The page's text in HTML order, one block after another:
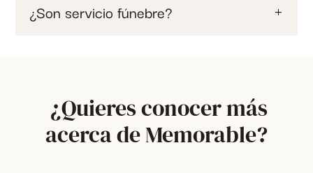
¿Son servicio fúnebre?
¿Quieres conocer más
acerca de Memorable?